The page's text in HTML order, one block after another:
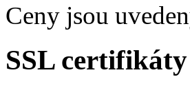
Ceny jsou
SSL